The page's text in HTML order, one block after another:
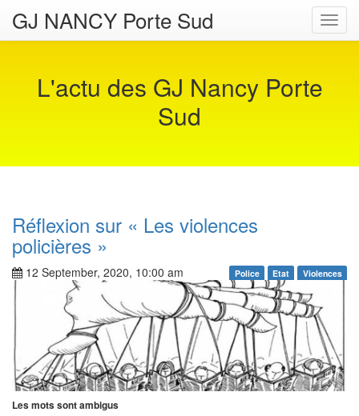
GJ NANCY Porte Sud
L'actu des GJ Nancy Porte
Sud
Réflexion sur « Les violences
policières »
12 September, 2020, 10:00 am Police Etat Violences
Les mots sont ambigus